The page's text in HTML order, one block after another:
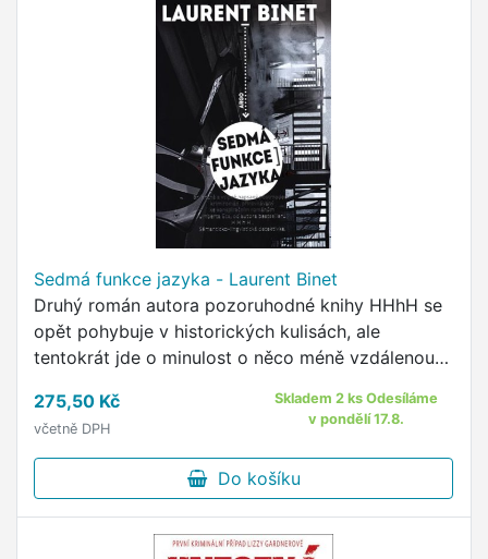
Sedmá funkce jazyka - Laurent Binet
Druhý román autora pozoruhodné knihy HHhH se
opět pohybuje v historických kulisách, ale
tentokrát jde o minulost o něco méně vzdálenou -
změnu žánru: …
275,50 Kč
včetně DPH
Skladem 2 ks Odesíláme
v pondělí 17.8.
Do košíku